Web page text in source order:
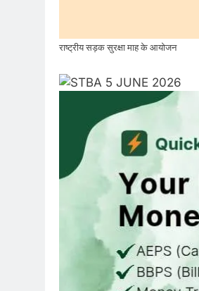
राष्ट्रीय सड़क सुरक्षा माह के आयोजन